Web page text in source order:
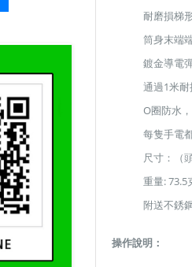
耐磨損梯
筒身末端
鍍金導電
通過1米
O圈防水
每隻手電
尺寸：（
重量: 73.5
附送不銹
操作說明：